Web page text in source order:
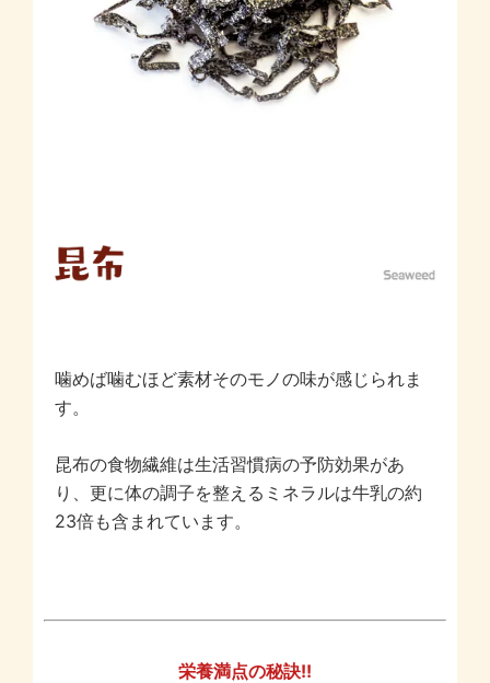
噛めば噛むほど素材そのモノの味が感じられま
す。
昆布の食物繊維は生活習慣病の予防効果があ
り、更に体の調子を整えるミネラルは牛乳の約
23倍も含まれています。
栄養満点の秘訣!!